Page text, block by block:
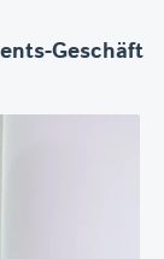
Geschäft